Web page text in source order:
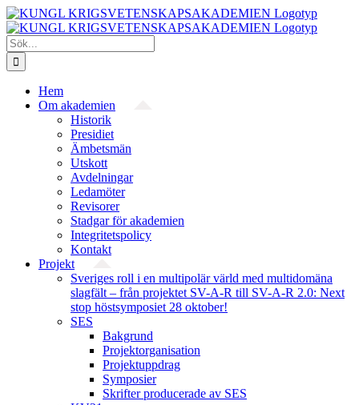
Fortsätt
till
innehållet
Sök
efter:
Hem
Om akademien
Historik
Presidiet
Ämbetsmän
Utskott
Avdelningar
Ledamöter
Revisorer
Stadgar för akademien
Integritetspolicy
Kontakt
Projekt
Sveriges roll i en multipolär värld med multidomäna
slagfält – från projektet SV-A-R till SV-A-R 2.0: Next
stop höstsymposiet 28 oktober!
SES
Bakgrund
Projekt­organisation
Projektuppdrag
Symposier
Skrifter producerade av SES